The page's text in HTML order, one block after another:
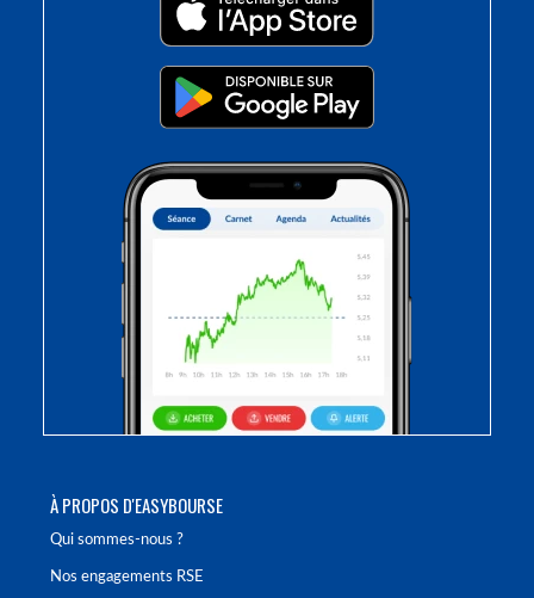
À PROPOS D'EASYBOURSE
Qui sommes-nous ?
Nos engagements RSE